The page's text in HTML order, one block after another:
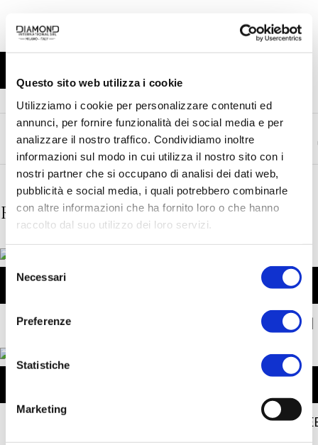
Questo sito web utilizza i cookie
Utilizziamo i cookie per personalizzare contenuti ed
annunci, per fornire funzionalità dei social media e per
analizzare il nostro traffico. Condividiamo inoltre
informazioni sul modo in cui utilizza il nostro sito con i
nostri partner che si occupano di analisi dei dati web,
pubblicità e social media, i quali potrebbero combinarle
con altre informazioni che ha fornito loro o che hanno
raccolto dal suo utilizzo dei loro servizi.
Selezione
delNecessari
Preferenze
Statistiche
Marketing
CATEGORIE: BODYCARE,
Related products
JUVENTUS